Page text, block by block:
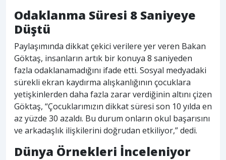
Odaklanma Süresi 8 Saniyeye
Düştü
Paylaşımında dikkat çekici verilere yer veren Bakan
Göktaş, insanların artık bir konuya 8 saniyeden
fazla odaklanamadığını ifade etti. Sosyal medyadaki
sürekli ekran kaydırma alışkanlığının çocuklara
yetişkinlerden daha fazla zarar verdiğinin altını çizen
Göktaş, “Çocuklarımızın dikkat süresi son 10 yılda en
az yüzde 30 azaldı. Bu durum onların okul başarısını
ve arkadaşlık ilişkilerini doğrudan etkiliyor,” dedi.
Dünya Örnekleri İnceleniyor